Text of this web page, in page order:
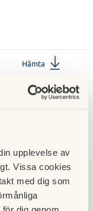
upplevelse av
Vissa cookies
med dig som
Hämta